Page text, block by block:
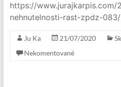
https://www.jurajkarpis.com/
nehnutelnosti-rast-zpdz-083/
Ju Ka 21/07/2020
Nekomentované